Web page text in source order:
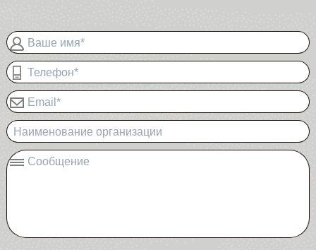
Ваше имя*
Телефон*
Email*
Наименование организации
Сообщение